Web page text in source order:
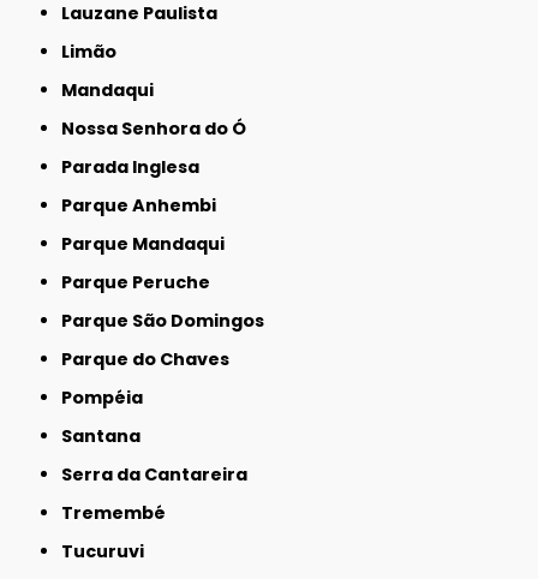
Lauzane Paulista
Limão
Mandaqui
Nossa Senhora do Ó
Parada Inglesa
Parque Anhembi
Parque Mandaqui
Parque Peruche
Parque São Domingos
Parque do Chaves
Pompéia
Santana
Serra da Cantareira
Tremembé
Tucuruvi